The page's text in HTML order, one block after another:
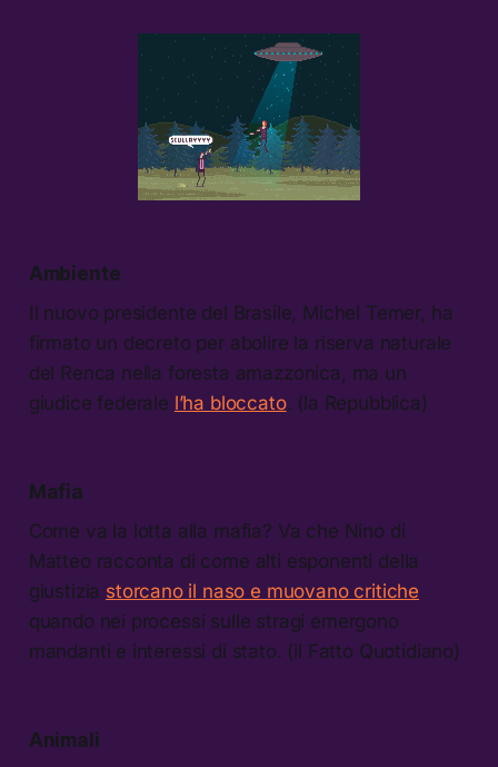
Ambiente
Il nuovo presidente del Brasile, Michel Temer, ha
firmato un decreto per abolire la riserva naturale
del Renca nella foresta amazzonica, ma un
giudice federale l’ha bloccato. (la Repubblica)
Mafia
Come va la lotta alla mafia? Va che Nino di
Matteo racconta di come alti esponenti della
giustizia storcano il naso e muovano critiche
quando nei processi sulle stragi emergono
mandanti e interessi di stato. (il Fatto Quotidiano)
Animali